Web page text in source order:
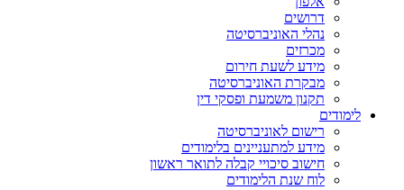
דרושים
נהלי האוניברסיטה
מכרזים
מידע לשעת חירום
מבקרת האוניברסיטה
תקנון משמעת ופסקי דין
לימודים
רישום לאוניברסיטה
מידע למתעניינים בלימודים
חישוב סיכויי קבלה לתואר ראשון
לוח שנת הלימודים